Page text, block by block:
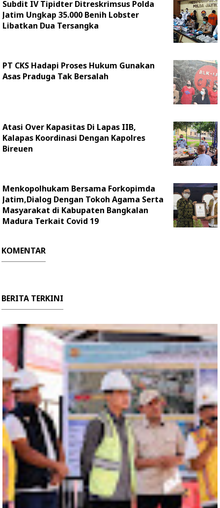
Subdit IV Tipidter Ditreskrimsus Polda
Jatim Ungkap 35.000 Benih Lobster
Libatkan Dua Tersangka
PT CKS Hadapi Proses Hukum Gunakan
Asas Praduga Tak Bersalah
Atasi Over Kapasitas Di Lapas IIB,
Kalapas Koordinasi Dengan Kapolres
Bireuen
Menkopolhukam Bersama Forkopimda
Jatim,Dialog Dengan Tokoh Agama Serta
Masyarakat di Kabupaten Bangkalan
Madura Terkait Covid 19
KOMENTAR
BERITA TERKINI